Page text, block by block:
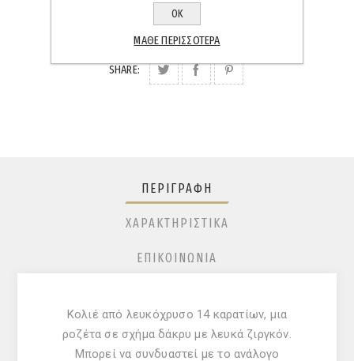
SHARE:
ΠΕΡΙΓΡΑΦΉ
ΧΑΡΑΚΤΗΡΙΣΤΙΚΆ
ΕΠΙΚΟΙΝΩΝΊΑ
Κολιέ από λευκόχρυσο 14 καρατίων, μια
ροζέτα σε σχήμα δάκρυ με λευκά ζιργκόν.
Μπορεί να συνδυαστεί με το ανάλογο
ΟΚ
ΜΆΘΕ ΠΕΡΙΣΣΌΤΕΡΑ